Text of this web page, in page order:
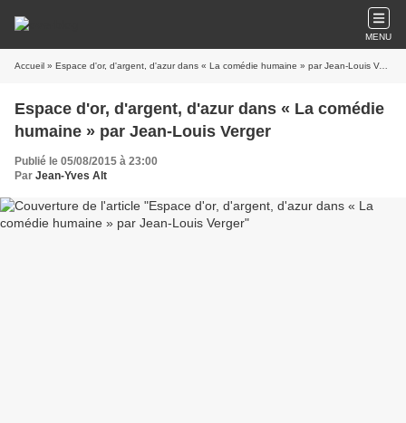
MENU
Accueil » Espace d'or, d'argent, d'azur dans « La comédie humaine » par Jean-Louis Verger
Espace d'or, d'argent, d'azur dans « La comédie
humaine » par Jean-Louis Verger
Publié le 05/08/2015 à 23:00
Par Jean-Yves Alt